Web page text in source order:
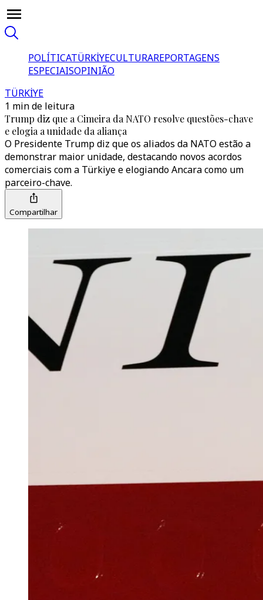
POLÍTICATÜRKİYECULTURAREPORTAGENS
ESPECIAISOPINIÃO
TÜRKİYE
1 min de leitura
Trump diz que a Cimeira da NATO resolve questões-chave
e elogia a unidade da aliança
O Presidente Trump diz que os aliados da NATO estão a
demonstrar maior unidade, destacando novos acordos
comerciais com a Türkiye e elogiando Ancara como um
parceiro-chave.
Compartilhar